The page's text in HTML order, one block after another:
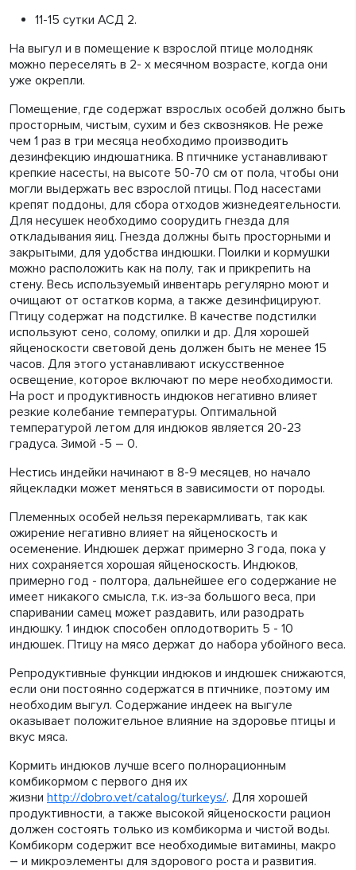
11-15 сутки АСД 2.
На выгул и в помещение к взрослой птице молодняк
можно переселять в 2- х месячном возрасте, когда они
уже окрепли.
Помещение, где содержат взрослых особей должно быть
просторным, чистым, сухим и без сквозняков. Не реже
чем 1 раз в три месяца необходимо производить
дезинфекцию индюшатника. В птичнике устанавливают
крепкие насесты, на высоте 50-70 см от пола, чтобы они
могли выдержать вес взрослой птицы. Под насестами
крепят поддоны, для сбора отходов жизнедеятельности.
Для несушек необходимо соорудить гнезда для
откладывания яиц. Гнезда должны быть просторными и
закрытыми, для удобства индюшки. Поилки и кормушки
можно расположить как на полу, так и прикрепить на
стену. Весь используемый инвентарь регулярно моют и
очищают от остатков корма, а также дезинфицируют.
Птицу содержат на подстилке. В качестве подстилки
используют сено, солому, опилки и др. Для хорошей
яйценоскости световой день должен быть не менее 15
часов. Для этого устанавливают искусственное
освещение, которое включают по мере необходимости.
На рост и продуктивность индюков негативно влияет
резкие колебание температуры. Оптимальной
температурой летом для индюков является 20-23
градуса. Зимой -5 – 0.
Нестись индейки начинают в 8-9 месяцев, но начало
яйцекладки может меняться в зависимости от породы.
Племенных особей нельзя перекармливать, так как
ожирение негативно влияет на яйценоскость и
осеменение. Индюшек держат примерно 3 года, пока у
них сохраняется хорошая яйценоскость. Индюков,
примерно год - полтора, дальнейшее его содержание не
имеет никакого смысла, т.к. из-за большого веса, при
спаривании самец может раздавить, или разодрать
индюшку. 1 индюк способен оплодотворить 5 - 10
индюшек. Птицу на мясо держат до набора убойного веса.
Репродуктивные функции индюков и индюшек снижаются,
если они постоянно содержатся в птичнике, поэтому им
необходим выгул. Содержание индеек на выгуле
оказывает положительное влияние на здоровье птицы и
вкус мяса.
Кормить индюков лучше всего полнорационным
комбикормом с первого дня их
жизни http://dobro.vet/catalog/turkeys/. Для хорошей
продуктивности, а также высокой яйценоскости рацион
должен состоять только из комбикорма и чистой воды.
Комбикорм содержит все необходимые витамины, макро
– и микроэлементы для здорового роста и развития.